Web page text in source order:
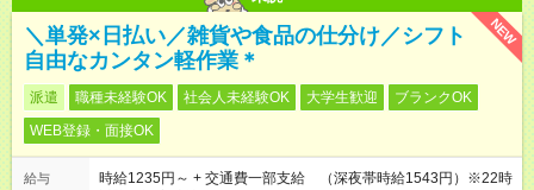
NEW
＼単発×日払い／雑貨や食品の仕分け／シフト
自由なカンタン軽作業＊
派遣 職種未経験OK 社会人未経験OK 大学生歓迎
ブランクOK
WEB登録・面接OK
給与
時給1235円～ + 交通費一部支給 （深夜帯時給1543円）※22時